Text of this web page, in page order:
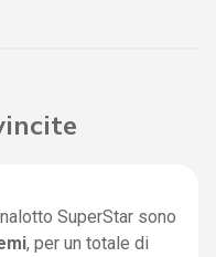
SuperStar sono
, per un totale di